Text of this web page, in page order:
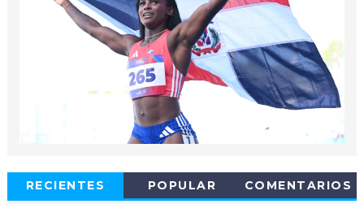
RECIENTES POPULAR COMENTARIOS